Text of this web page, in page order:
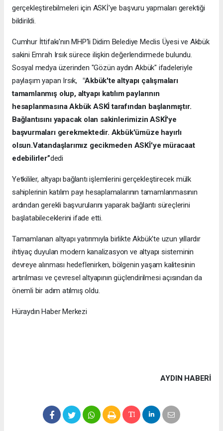
gerçekleştirebilmeleri için ASKİ'ye başvuru yapmaları gerektiği
bildirildi.
Cumhur İttifakı'nın MHP'li Didim Belediye Meclis Üyesi ve Akbük
sakini Emrah Irsık sürece ilişkin değerlendirmede bulundu.
Sosyal medya üzerinden "Gözün aydın Akbük" ifadeleriyle
paylaşım yapan Irsık,
"Akbük'te altyapı çalışmaları
tamamlanmış olup, altyapı katılım paylarının
hesaplanmasına Akbük ASKİ tarafından başlanmıştır.
Bağlantısını yapacak olan sakinlerimizin ASKİ'ye
başvurmaları gerekmektedir. Akbük'ümüze hayırlı
olsun.Vatandaşlarımız gecikmeden ASKİ'ye müracaat
edebilirler”dedi
Yetkililer, altyapı bağlantı işlemlerini gerçekleştirecek mülk
sahiplerinin katılım payı hesaplamalarının tamamlanmasının
ardından gerekli başvurularını yaparak bağlantı süreçlerini
başlatabileceklerini ifade etti.
Tamamlanan altyapı yatırımıyla birlikte Akbük'te uzun yıllardır
ihtiyaç duyulan modern kanalizasyon ve altyapı sisteminin
devreye alınması hedeflenirken, bölgenin yaşam kalitesinin
artırılması ve çevresel altyapının güçlendirilmesi açısından da
önemli bir adım atılmış oldu.
Hüraydın Haber Merkezi
AYDIN HABERİ